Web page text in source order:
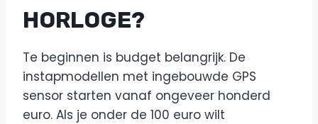
HORLOGE?
Te beginnen is budget belangrijk. De
instapmodellen met ingebouwde GPS
sensor starten vanaf ongeveer honderd
euro. Als je onder de 100 euro wilt